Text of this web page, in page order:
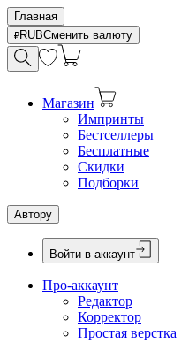
Главная
RUBСменить валюту
Магазин
Импринты
Бестселлеры
Бесплатные
Скидки
Подборки
Автору
Войти в аккаунт
Про-аккаунт
Редактор
Корректор
Простая верстка